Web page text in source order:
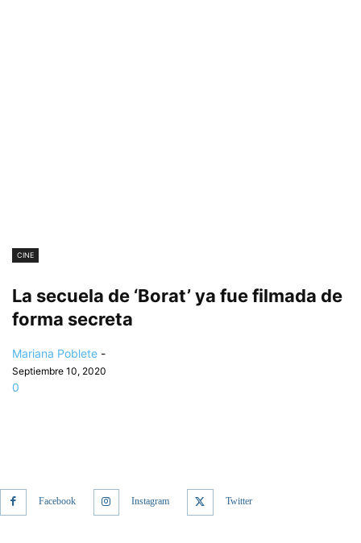
CINE
La secuela de ‘Borat’ ya fue filmada de
forma secreta
Mariana Poblete -
Septiembre 10, 2020
0
Facebook Instagram Twitter